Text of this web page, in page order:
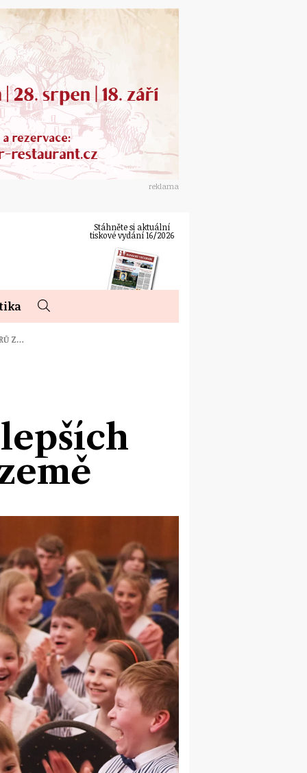
reklama
Stáhněte si aktuální
tiskové vydání 16/2026
Z…